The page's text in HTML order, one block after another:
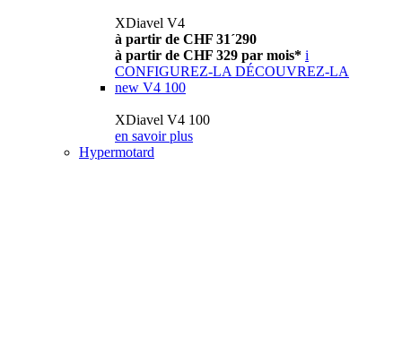
XDiavel V4
à partir de CHF 31´290
à partir de CHF 329 par mois* i
CONFIGUREZ-LA DÉCOUVREZ-LA
new V4 100
XDiavel V4 100
en savoir plus
Hypermotard